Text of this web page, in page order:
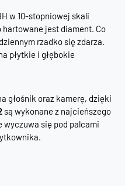
w 10-stopniowej skali
hartowane jest diament. Co
rzadko się zdarza.
płytkie i głębokie
głośnik oraz kamerę, dzięki
są wykonane z najcieńszego
wyczuwa się pod palcami